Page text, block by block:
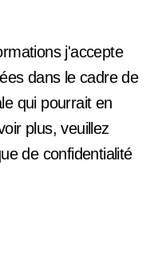
j'accepte
dans le cadre de
qui pourrait en
plus, veuillez
de confidentialité